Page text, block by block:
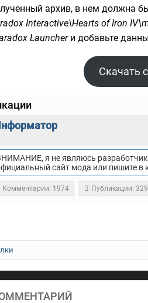
архив, в нем должна
Interactive\Hearts of Iron
Launcherи добавьте
Скачать
я не являюсь
сайт мода или пишите в
Комментарии: 1974 Публикации: